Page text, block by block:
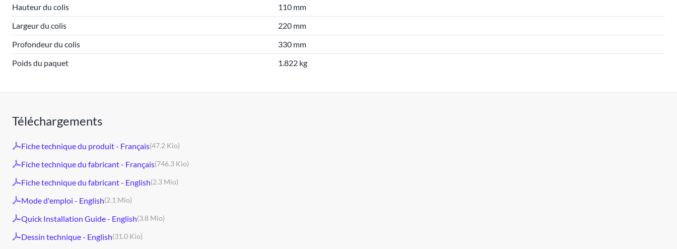
Hauteur du colis
110 mm
Largeur du colis
220 mm
Profondeur du colis
330 mm
Poids du paquet
1.822 kg
Téléchargements
Fiche technique du produit - Français(47.2 Kio)
Fiche technique du fabricant - Français(746.3 Kio)
Fiche technique du fabricant - English(2.3 Mio)
Mode d'emploi - English(2.1 Mio)
Quick Installation Guide - English(3.8 Mio)
Dessin technique - English(31.0 Kio)